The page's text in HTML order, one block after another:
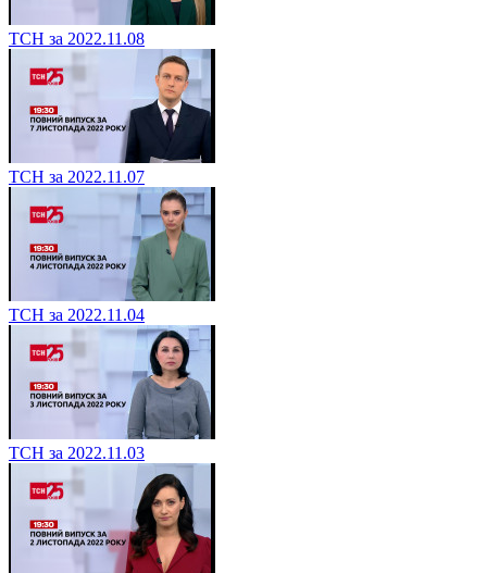
ТСН за 2022.11.08
ТСН за 2022.11.07
ТСН за 2022.11.04
ТСН за 2022.11.03